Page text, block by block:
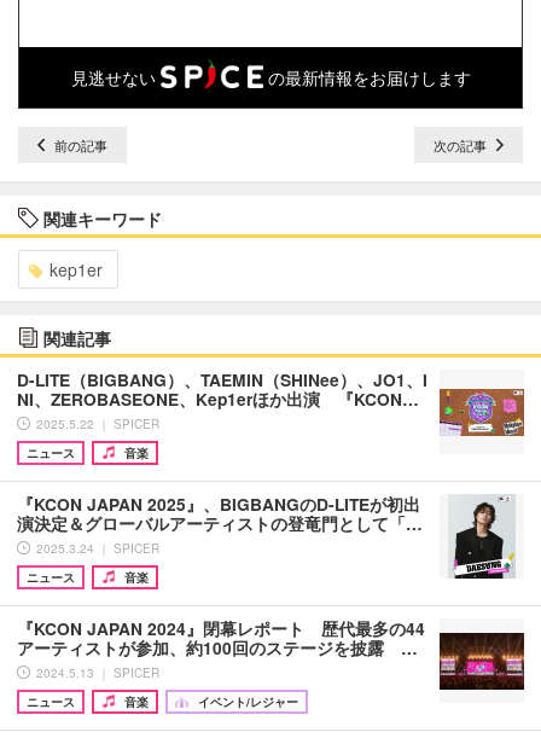
見逃せない の最新情報をお届けします
前の記事 次の記事
関連キーワード
kep1er
関連記事
D-LITE（BIGBANG）、TAEMIN（SHINee）、JO1、I
NI、ZEROBASEONE、Kep1erほか出演 『KCON…
2025.5.22 ｜ SPICER
ニュース
音楽
『KCON JAPAN 2025』、BIGBANGのD-LITEが初出
演決定＆グローバルアーティストの登竜門として「…
2025.3.24 ｜ SPICER
ニュース
音楽
『KCON JAPAN 2024』閉幕レポート 歴代最多の44
アーティストが参加、約100回のステージを披露 …
2024.5.13 ｜ SPICER
ニュース
音楽 イベント/レジャー